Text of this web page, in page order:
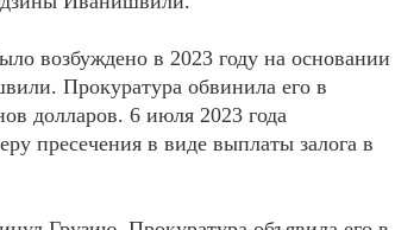
возбуждено в 2023 году на основании
Прокуратура обвинила его в
долларов. 6 июля 2023 года
пресечения в виде выплаты залога в